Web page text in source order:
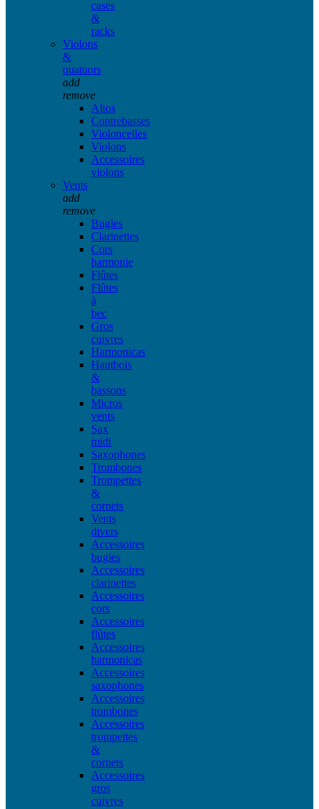
cases
&
racks
Violons
&
quatuors
add
remove
Altos
Contrebasses
Violoncelles
Violons
Accessoires
violons
Vents
add
remove
Bugles
Clarinettes
Cors
harmonie
Flûtes
Flûtes
à
bec
Gros
cuivres
Harmonicas
Hautbois
&
bassons
Micros
vents
Sax
midi
Saxophones
Trombones
Trompettes
&
cornets
Vents
divers
Accessoires
bugles
Accessoires
clarinettes
Accessoires
cors
Accessoires
flûtes
Accessoires
harmonicas
Accessoires
saxophones
Accessoires
trombones
Accessoires
trompettes
&
cornets
Accessoires
gros
cuivres